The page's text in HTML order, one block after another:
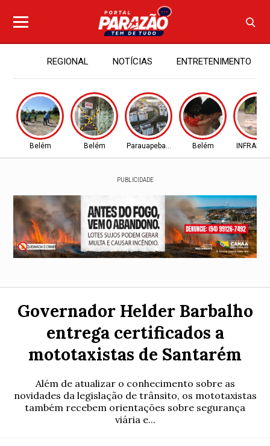
REGIONAL NOTÍCIAS ENTRETENIMENTO
Belém Belém Parauapebas - PA Belém
PUBLICIDADE
Governador Helder Barbalho
entrega certificados a
mototaxistas de Santarém
Além de atualizar o conhecimento sobre as
novidades da legislação de trânsito, os mototaxistas
também recebem orientações sobre segurança
viária e...